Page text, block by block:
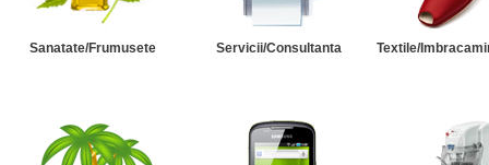
Sanatate/Frumusete Servicii/Consultanta Textile/